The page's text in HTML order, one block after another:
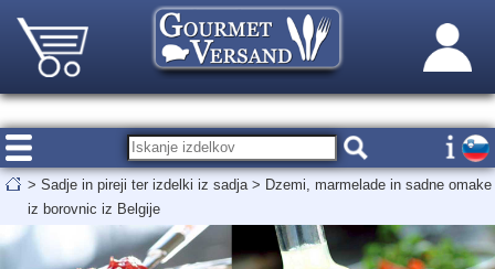
> Sadje in pireji ter izdelki iz sadja > Dzemi, marmelade in sadne omake
iz borovnic iz Belgije